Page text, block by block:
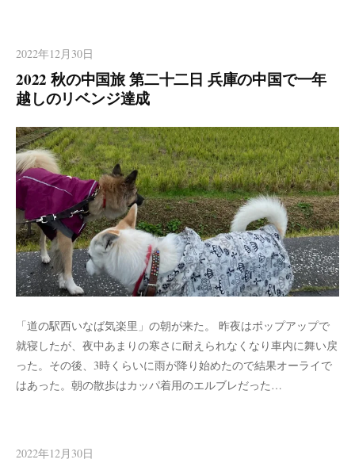
2022年12月30日
2022 秋の中国旅 第二十二日 兵庫の中国で一年
越しのリベンジ達成
「道の駅西いなば気楽里」の朝が来た。 昨夜はポップアップで
就寝したが、夜中あまりの寒さに耐えられなくなり車内に舞い戻
った。その後、3時くらいに雨が降り始めたので結果オーライで
はあった。朝の散歩はカッパ着用のエルブレだった…
2022年12月30日